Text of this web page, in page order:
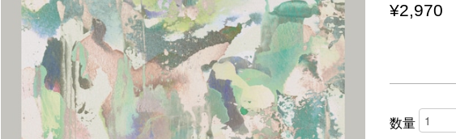
¥2,970
数量